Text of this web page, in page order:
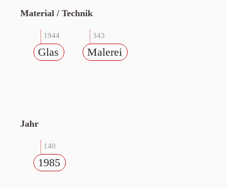
Material / Technik
1944
Glas
343
Malerei
Jahr
140
1985